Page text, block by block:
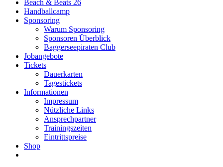
Beach & Beats 26
Handballcamp
Sponsoring
Warum Sponsoring
Sponsoren Überblick
Baggerseepiraten Club
Jobangebote
Tickets
Dauerkarten
Tagestickets
Informationen
Impressum
Nützliche Links
Ansprechpartner
Trainingszeiten
Eintrittspreise
Shop